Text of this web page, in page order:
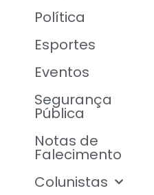
Política
Esportes
Eventos
Segurança
Pública
Notas de
Falecimento
Colunistas